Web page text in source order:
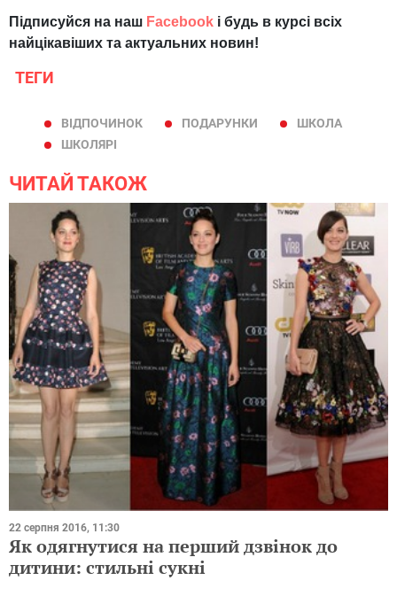
Підписуйся на наш Facebook і будь в курсі всіх
найцікавіших та актуальних новин!
ТЕГИ
ВІДПОЧИНОК ПОДАРУНКИ
ШКОЛА
ШКОЛЯРІ
ЧИТАЙ ТАКОЖ
22 серпня 2016, 11:30
Як одягнутися на перший дзвінок до
дитини: стильні сукні